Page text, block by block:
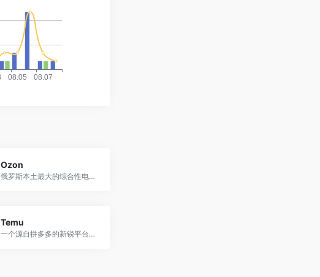
Ozon
俄罗斯本土最大的综合性电商平台
Temu
一个源自拼多多的新锐平台，正以其独特的“全托管”模式，为中国供应商开启了无忧的跨境电商新篇章。